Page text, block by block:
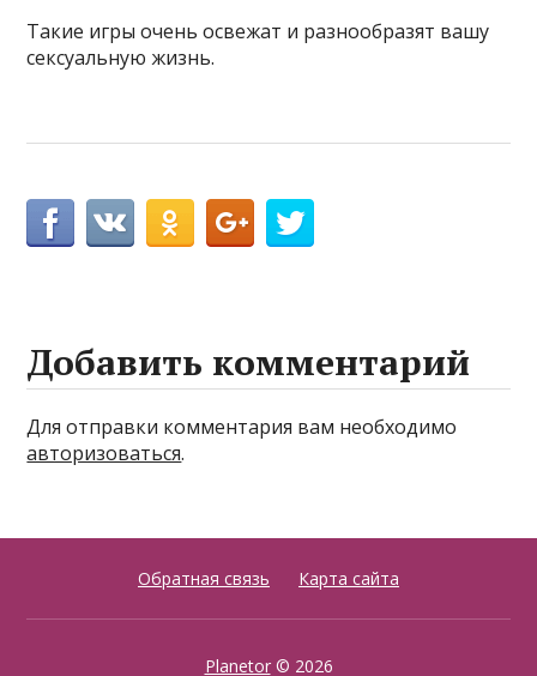
Такие игры очень освежат и разнообразят вашу
сексуальную жизнь.
Добавить комментарий
Для отправки комментария вам необходимо
авторизоваться.
Обратная связь Карта сайта
Planetor© 2026